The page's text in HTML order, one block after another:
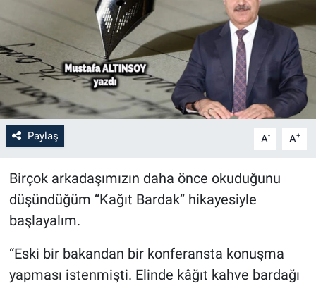
Paylaş A- A+
Birçok arkadaşımızın daha önce okuduğunu
düşündüğüm “Kağıt Bardak” hikayesiyle
başlayalım.
“Eski bir bakandan bir konferansta konuşma
yapması istenmişti. Elinde kâğıt kahve bardağı